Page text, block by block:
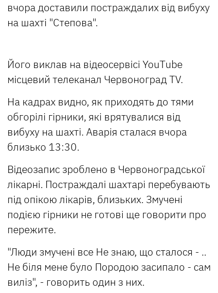
вчора доставили постраждалих від вибуху
на шахті "Степова".
Його виклав на відеосервісі YouТube
місцевий телеканал Червоноград TV.
На кадрах видно, як приходять до тями
обгорілі гірники, які врятувалися від
вибуху на шахті. Аварія сталася вчора
близько 13:30.
Відеозапис зроблено в Червоноградської
лікарні. Постраждалі шахтарі перебувають
під опікою лікарів, близьких. Змучені
подією гірники не готові ще говорити про
пережите.
"Люди змучені все Не знаю, що сталося - ..
Не біля мене було Породою засипало - сам
виліз", - говорить один з них.